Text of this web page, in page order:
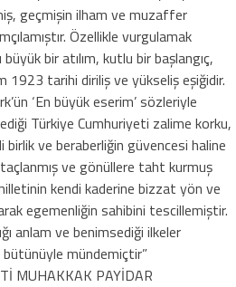
geçmişin ilham ve muzaffer
Özellikle vurgulamak
bir atılım, kutlu bir başlangıç,
1923 tarihi diriliş ve yükseliş eşiğidir.
‘En büyük eserim’ sözleriyle
Türkiye Cumhuriyeti zalime korku,
ve beraberliğin güvencesi haline
ve gönüllere taht kurmuş
kendi kaderine bizzat yön ve
egemenliğin sahibini tescillemiştir.
anlam ve benimsediği ilkeler
mündemiçtir”
MUHAKKAK PAYİDAR